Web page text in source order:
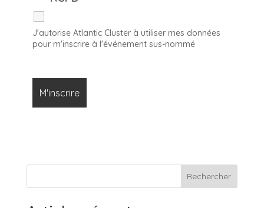
J'autorise Atlantic Cluster à utiliser mes données
pour m'inscrire à l'événement sus-nommé